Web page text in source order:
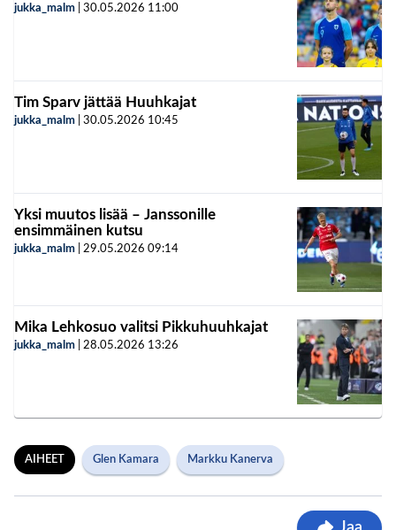
jukka_malm 30.05.2026 11:00
Tim Sparv jättää Huuhkajat
jukka_malm 30.05.2026 10:45
Yksi muutos lisää – Janssonille
ensimmäinen kutsu
jukka_malm 29.05.2026 09:14
Mika Lehkosuo valitsi Pikkuhuuhkajat
jukka_malm 28.05.2026 13:26
AIHEET Glen Kamara Markku Kanerva